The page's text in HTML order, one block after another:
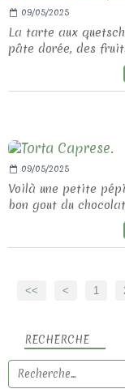
09/05/2025
La tarte aux
pâte dorée, des
09/05/2025
Voilà une petite
bon gout du
<< < 1
RECHERCHE